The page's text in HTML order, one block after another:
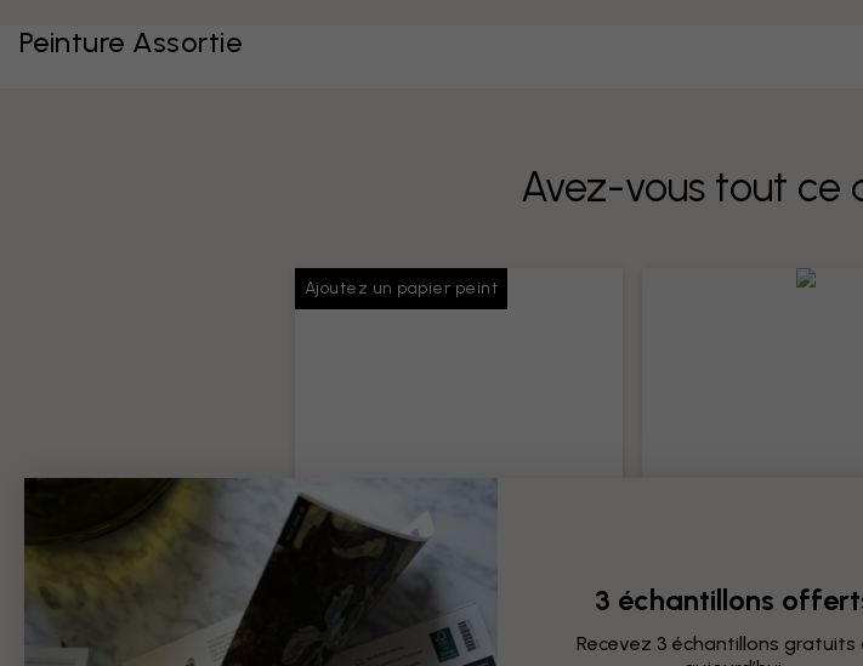
Peinture Assortie
Avez-vous tout ce
Ajoutez un papier peint
Colle pour papiers
peints
Colle suffisante pour toute votre
Information produit
Outils pour
Information produit
3 échantillons
Recevez 3 échantillons gratuits